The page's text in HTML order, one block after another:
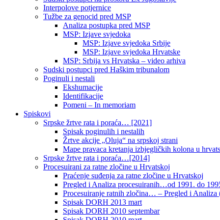
Interpolove potjernice
Tužbe za genocid pred MSP
Analiza postupka pred MSP
MSP: Izjave svjedoka
MSP: Izjave svjedoka Srbije
MSP: Izjave svjedoka Hrvatske
MSP: Srbija vs Hrvatska – video arhiva
Sudski postupci pred Haškim tribunalom
Poginuli i nestali
Ekshumacije
Identifikacije
Pomeni – In memoriam
Spiskovi
Srpske žrtve rata i poraća… [2021]
Spisak poginulih i nestalih
Žrtve akcije „Oluja“ na srpskoj strani
Mape pravaca kretanja izbjegličkih kolona u
Srpske žrtve rata i poraća…[2014]
Procesuirani za ratne zločine u Hrvatskoj
Praćenje suđenja za ratne zločine u Hrvatskoj
Pregled i Analiza procesuiranih…od 1991. do
Procesuiranje ratnih zločina… – Pregled i Analiza
Spisak DORH 2013 mart
Spisak DORH 2010 septembar